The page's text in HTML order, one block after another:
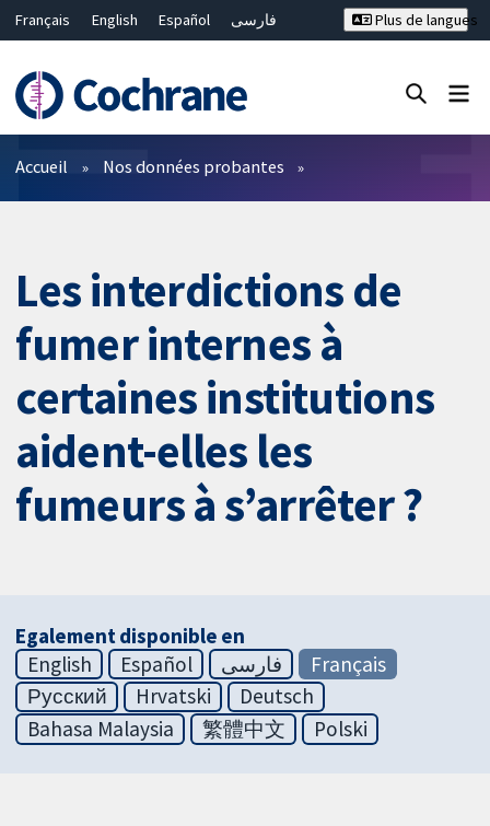
Français English Español
فارسی
Bahasa Malaysia
ไทย
繁體中文
简体中文
Plus de langues
Filtres
Accueil Nos données probantes
Les interdictions de
fumer internes à
certaines institutions
aident-elles les
fumeurs à s’arrêter ?
Egalement disponible en
English
Español فارسی
Français
Русский
Hrvatski
Deutsch
Bahasa Malaysia
繁體中文 Polski